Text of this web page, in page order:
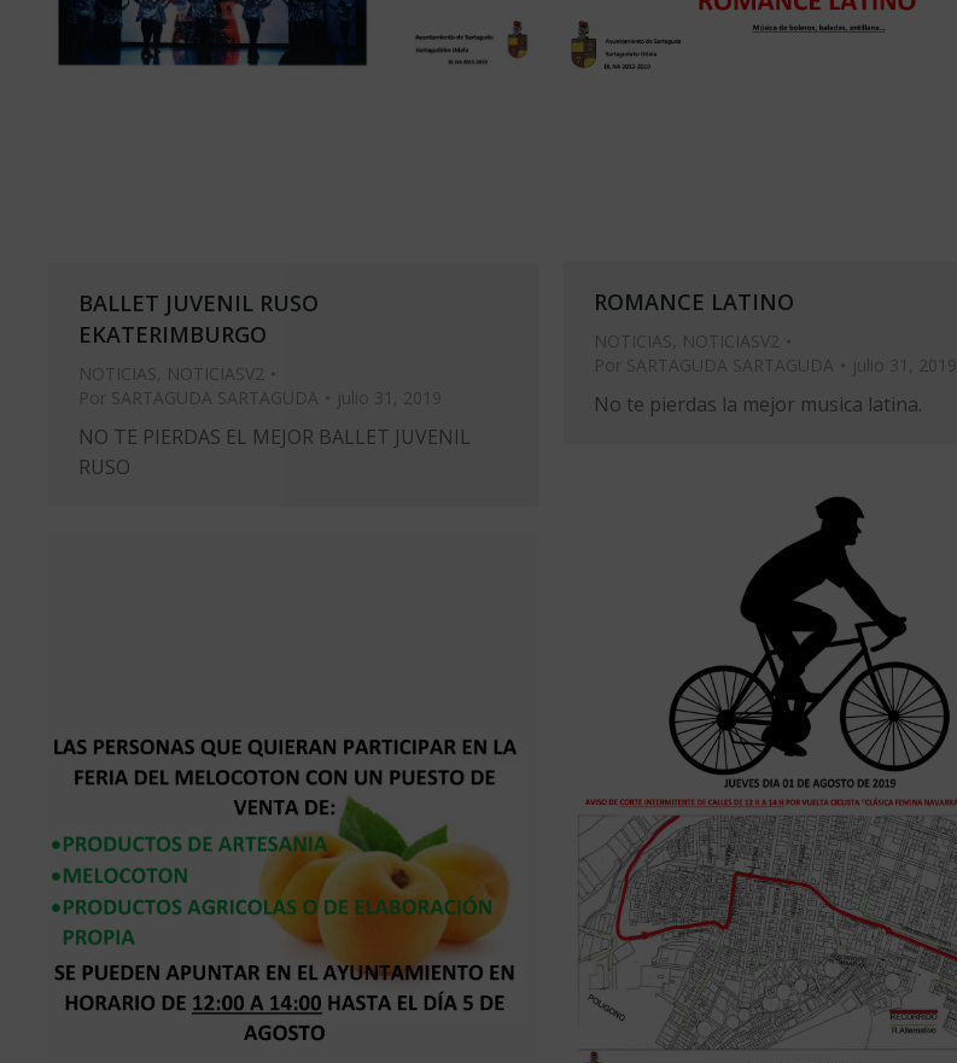
ROMANCE LATINO
NOTICIAS, NOTICIASV2
Por SARTAGUDA SARTAGUDA julio 31, 2019
No te pierdas la mejor musica latina.
BALLET JUVENIL RUSO
EKATERIMBURGO
NOTICIAS, NOTICIASV2
Por SARTAGUDA SARTAGUDA julio 31, 2019
NO TE PIERDAS EL MEJOR BALLET JUVENIL
RUSO